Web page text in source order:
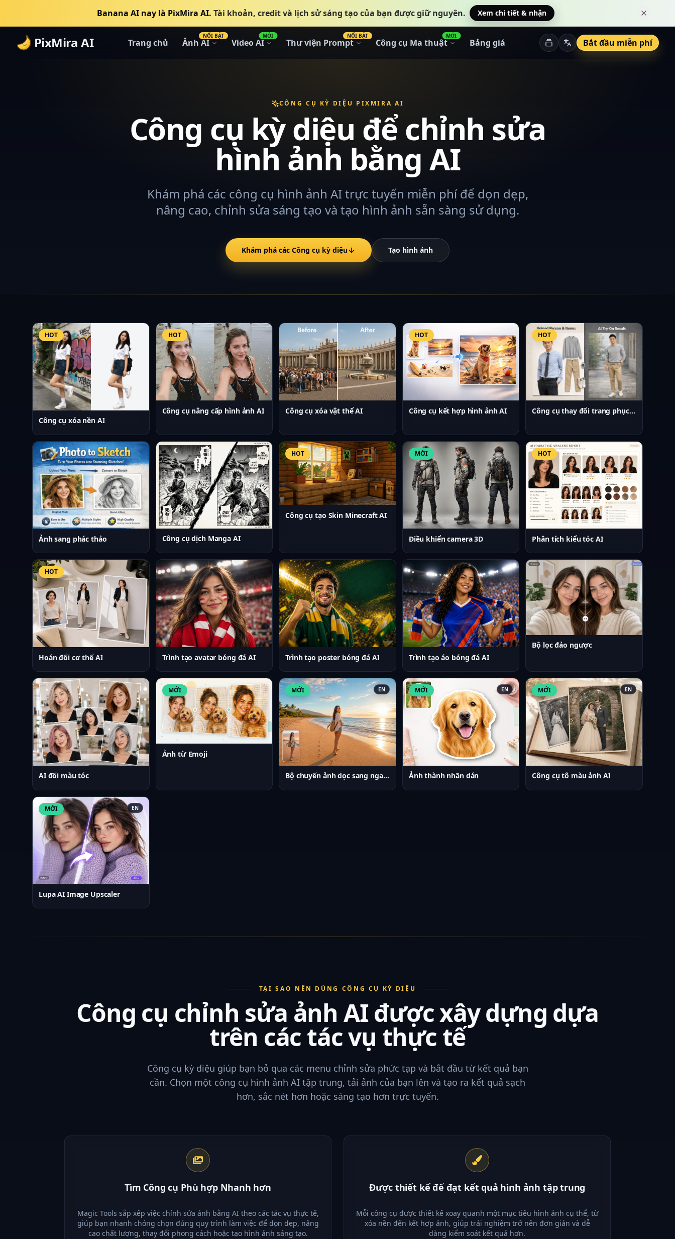
Banana AI nay là PixMira AI. Tài khoản, credit và lịch sử sáng tạo của bạn được giữ nguyên. Xem chi tiết & nhận Đóng
PixMira AI Trang chủ Ảnh AI
NỔI BẬT
Video AI
MỚI
Thư viện Prompt
NỔI BẬT
Công cụ Ma thuật
MỚI
Bảng giá Bắt đầu miễn phí
CÔNG CỤ KỲ DIỆU PIXMIRA AI
Công cụ kỳ diệu để chỉnh sửa
hình ảnh bằng AI
Khám phá các công cụ hình ảnh AI trực tuyến miễn phí để dọn dẹp,
nâng cao, chỉnh sửa sáng tạo và tạo hình ảnh sẵn sàng sử dụng.
Khám phá các Công cụ kỳ diệu Tạo hình ảnh
Chọn công cụ hình ảnh AI phù hợp
HOT
Công cụ xóa nền AI
HOT
Công cụ nâng cấp hình ảnh AI Công cụ xóa vật thể AI
HOT
Công cụ kết hợp hình ảnh AI
HOT
Công cụ thay đổi trang phục AI
Ảnh sang phác thảo Công cụ dịch Manga AI
HOT
Công cụ tạo Skin Minecraft AI
MỚI
Điều khiển camera 3D
HOT
Phân tích kiểu tóc AI
HOT
Hoán đổi cơ thể AI Trình tạo avatar bóng đá AI Trình tạo poster bóng đá AI Trình tạo áo bóng đá AI
Bộ lọc đảo ngược
AI đổi màu tóc
MỚI
Ảnh từ Emoji
MỚI EN
Bộ chuyển ảnh dọc sang ngang
MỚI EN
Ảnh thành nhãn dán
MỚI EN
Công cụ tô màu ảnh AI
MỚI EN
Lupa AI Image Upscaler
TẠI SAO NÊN DÙNG CÔNG CỤ KỲ DIỆU
Công cụ chỉnh sửa ảnh AI được xây dựng dựa
trên các tác vụ thực tế
Công cụ kỳ diệu giúp bạn bỏ qua các menu chỉnh sửa phức tạp và bắt đầu từ kết quả bạn
cần. Chọn một công cụ hình ảnh AI tập trung, tải ảnh của bạn lên và tạo ra kết quả sạch
hơn, sắc nét hơn hoặc sáng tạo hơn trực tuyến.
Tìm Công cụ Phù hợp Nhanh hơn
Magic Tools sắp xếp việc chỉnh sửa ảnh bằng AI theo các tác vụ thực tế,
giúp bạn nhanh chóng chọn đúng quy trình làm việc để dọn dẹp, nâng
cao chất lượng, thay đổi phong cách hoặc tạo hình ảnh sáng tạo.
Được thiết kế để đạt kết quả hình ảnh tập trung
Mỗi công cụ được thiết kế xoay quanh một mục tiêu hình ảnh cụ thể, từ
xóa nền đến kết hợp ảnh, giúp trải nghiệm trở nên đơn giản và dễ
dàng kiểm soát kết quả hơn.